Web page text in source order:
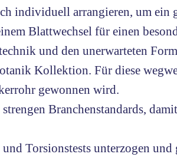
individuell arrangieren, um ein
Blattwechsel für einen
und den unerwarteten
Kollektion. Für diese
gewonnen wird.
Branchenstandards,
Torsionstests unterzogen